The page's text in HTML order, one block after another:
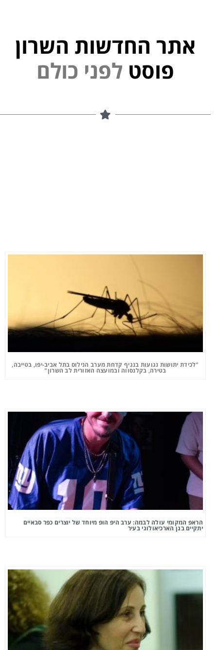
אתר החדשות השרון
פוסט
"לכידת יתושות נגועות בנגיף קדחת מערב הנילוס בתל אביב-יפו, בטייבה,
בטירה, בקלנסווה ובמועצה האזורית לב השרון"
הראפ המקומי עולה לבמה: ערב היפ הופ מיוחד של יוצרים כפר סבאיים
יתקיים בגן הארכיאולוגי בעיר